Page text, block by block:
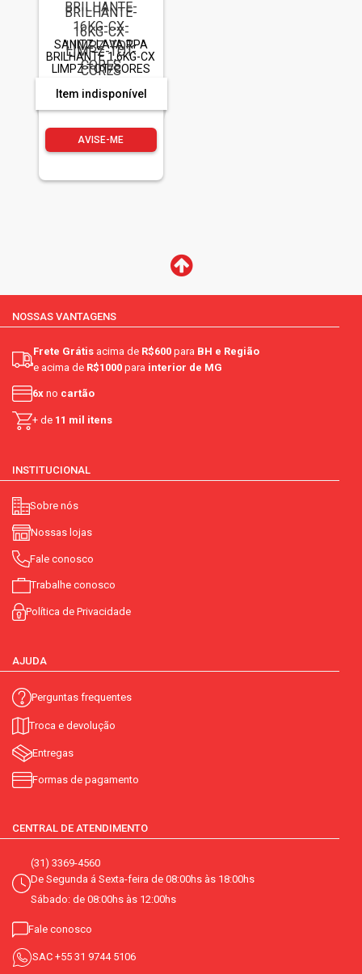
SANITZ LAVA RPA
BRILHANTE 1,6KG-CX
LIMPZ TOT/CORES
Item indisponível
AVISE-ME
NOSSAS VANTAGENS
Frete Grátis acima de R$600 para BH e Região
e acima de R$1000 para interior de MG
6x no cartão
+ de 11 mil itens
INSTITUCIONAL
Sobre nós
Nossas lojas
Fale conosco
Trabalhe conosco
Política de Privacidade
AJUDA
Perguntas frequentes
Troca e devolução
Entregas
Formas de pagamento
CENTRAL DE ATENDIMENTO
(31) 3369-4560
De Segunda á Sexta-feira de 08:00hs às 18:00hs
Sábado: de 08:00hs às 12:00hs
Fale conosco
SAC +55 31 9744 5106